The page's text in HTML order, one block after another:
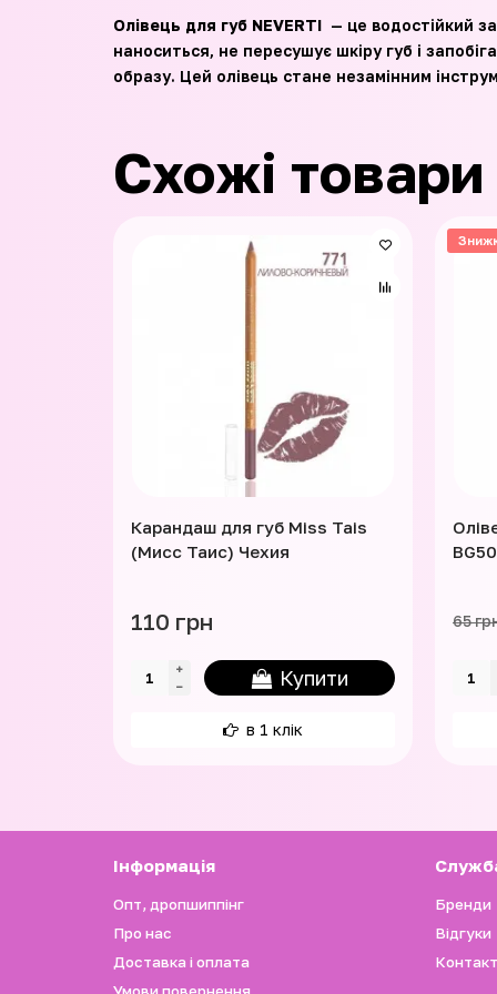
Олівець для губ NEVERTI — це водостійкий
наноситься, не пересушує шкіру губ і
образу. Цей олівець стане незамінним
Схожі товари
Карандаш для губ Miss Tais
(Мисс Таис) Чехия
110 грн
Купити
в 1 клік
65
Iнформація
Опт, дропшиппінг
Про нас
Доставка і оплата
Бренди
Відгуки